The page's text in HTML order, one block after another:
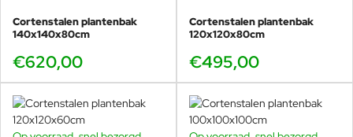
Cortenstalen plantenbak
140x140x80cm
€620,00
Cortenstalen plantenbak
120x120x80cm
€495,00